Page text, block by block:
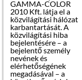
Licitlépcső
mértéke:
50.000 Ft,azaz
ötvenezer forint
Biztosíték
megfizetése és
fedezetigazolás:
GAMMA-COLOR
2010 Kft. látja el a
közvilágítási hálózat
karbantartását. A
közvilágítási hiba
bejelentésére – a
bejelentő személy
nevének és
elérhetőségének
megadásával – a